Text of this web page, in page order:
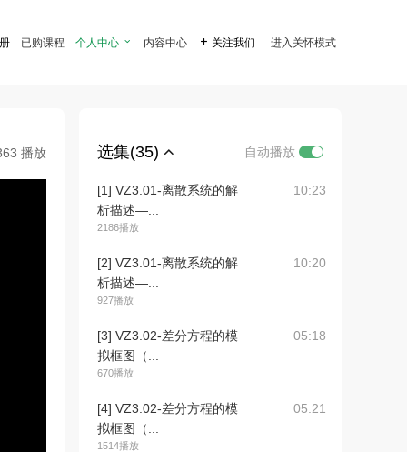
已购课程 个人中心  内容中心  关注我们 进入关怀模式
播放 选集(35) 自动播放
[1] VZ3.01-离散系统的解
析描述—...
2186播放
10:23
[2] VZ3.01-离散系统的解
析描述—...
927播放
10:20
[3] VZ3.02-差分方程的模
拟框图（...
670播放
05:18
[4] VZ3.02-差分方程的模
拟框图（...
1514播放
05:21